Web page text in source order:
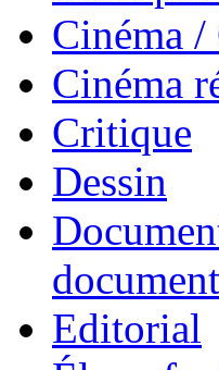
Cinéma /
Cinéma
Critique
Dessin
Editorial